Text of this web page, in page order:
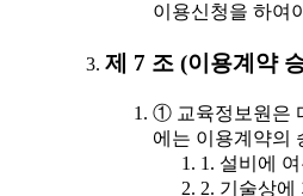
이용신청을 하여
제 7 조 (이용계약
① 교육정보원은
에는 이용계약의
1. 설비에
2. 기술상에